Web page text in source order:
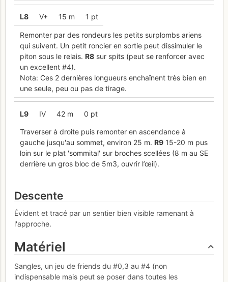
L8 V+ 15 m 1 pt
Remonter par des rondeurs les petits surplombs ariens
qui suivent. Un petit roncier en sortie peut dissimuler le
piton sous le relais. R8sur spits (peut se renforcer avec
un excellent #4).
Nota: Ces 2 dernières longueurs enchaînent très bien en
une seule, peu ou pas de tirage.
L9 IV 42 m 0 pt
Traverser à droite puis remonter en ascendance à
gauche jusqu'au sommet, environ 25 m. R915-20 m pus
loin sur le plat 'sommital' sur broches scellées (8 m au SE
derrière un gros bloc de 5m3, ouvrir l’œil).
Descente
Évident et tracé par un sentier bien visible ramenant à
l'approche.
Matériel
Sangles, un jeu de friends du #0,3 au #4 (non
indispensable mais peut se poser dans toutes les